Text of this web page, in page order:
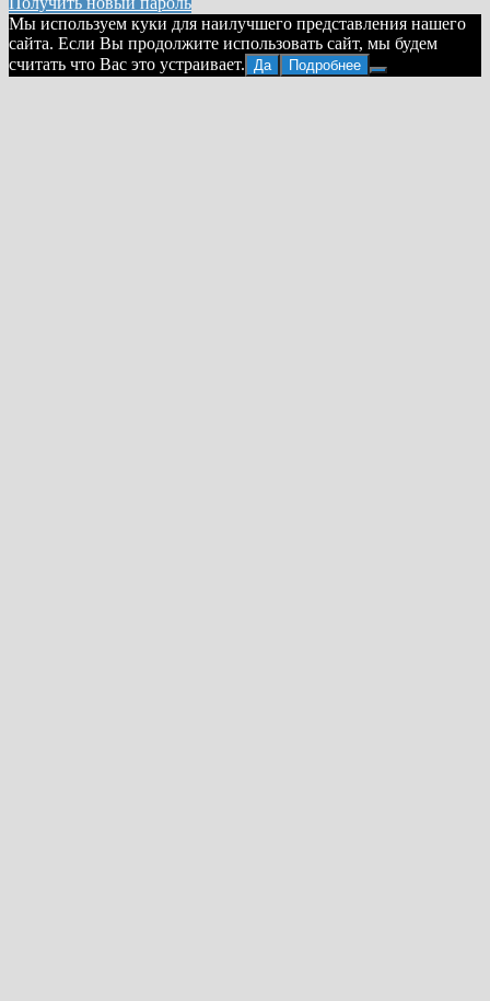
Мы используем куки для наилучшего представления нашего
сайта. Если Вы продолжите использовать сайт, мы будем
считать что Вас это устраивает.
Да Подробнее